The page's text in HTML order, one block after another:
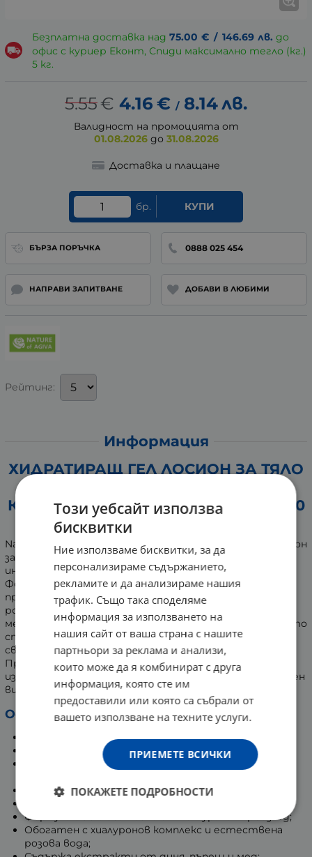
Безплатна доставка над 75.00 € / 146.69 лв. до
офис с куриер Еконт, Спиди максимално тегло (кг.)
5 кг.
5.55€ 4.16 € / 8.14лв.
Валидност на промоцията от
01.08.2026 до 31.08.2026
Доставка и плащане
бр. КУПИ
БЪРЗА ПОРЪЧКА 0888 025 454
НАПРАВИ ЗАПИТВАНЕ ДОБАВИ В ЛЮБИМИ
Рейтинг:
Информация
ХИДРАТИРАЩ ГЕЛ ЛОСИОН ЗА ТЯЛО
КОМПЛЕКС И ЕКСТРАКТ ОТ ДИНЯ 200
мл NATURE OF AGIVA
Nature of Agiva Body Fruit Salad е хидратиращ гел лосион
за тяло, разработен да осигурява до 48 часа
интензивна грижа за дехидратираната кожа.
Формулата му съдържа 96% съставки с естествен
произход и съчетава хиалуронов комплекс, натурална
розова вода и плодови екстракти от диня, пъпеш и
мед. Леката текстура на продукта попива бързо, като
спомага за възстановяването на комфорта,
свежестта и оптималните нива на влага в кожата.
При редовна употреба лосионът съдейства за
изглаждане на кожата и подобряване на нейния външен
вид.
Основни характеристики:
Осигурява дълготрайна хидратация до 48 часа;
Подходящ за нуждите на дехидратирана кожа;
Подпомага възстановяването на оптималните
Допринася за по-гладка, мека и освежена кожа;
Формула с 96% съставки от натурален произход;
Обогатен с хиалуронов комплекс и естествена
розова вода;
Този уебсайт използва
бисквитки
Ние използваме бисквитки, за да
персонализираме съдържанието,
рекламите и да анализираме нашия
трафик. Също така споделяме
информация за използването на
нашия сайт от ваша страна с нашите
партньори за реклама и анализи,
които може да я комбинират с друга
информация, която сте им
предоставили или която са събрали от
вашето използване на техните услуги.
ПРИЕМЕТЕ ВСИЧКИ
ПОКАЖЕТЕ ПОДРОБНОСТИ